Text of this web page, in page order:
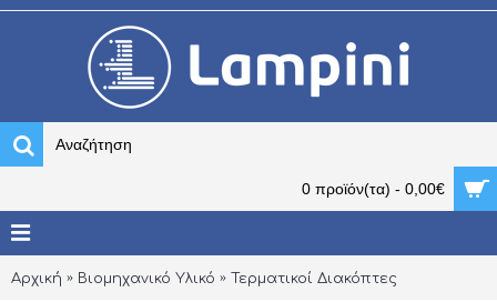
0 προϊόν(τα) - 0,00€
Αρχική Βιομηχανικό Υλικό Τερματικοί Διακόπτες